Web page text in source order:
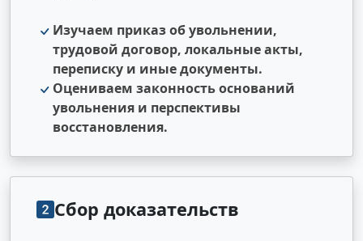
Изучаем приказ об увольнении,
трудовой договор, локальные акты,
переписку и иные документы.
Оцениваем законность оснований
увольнения и перспективы
восстановления.
Сбор доказательств